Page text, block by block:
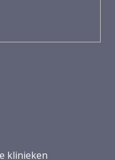
klinieken